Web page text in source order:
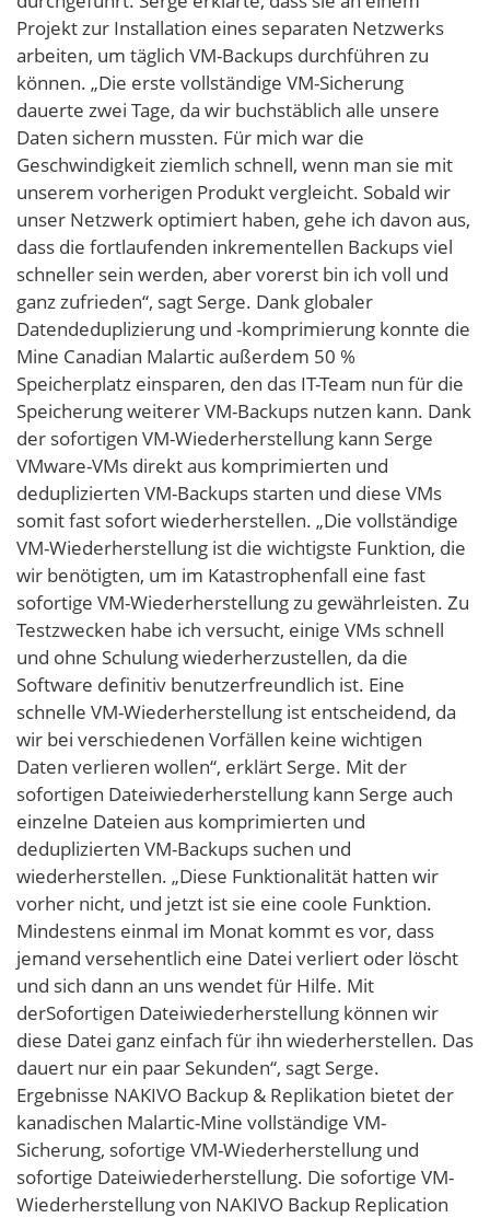
Projekt zur Installation eines separaten Netzwerks
arbeiten, um täglich VM-Backups durchführen zu
können. „Die erste vollständige VM-Sicherung
dauerte zwei Tage, da wir buchstäblich alle unsere
Daten sichern mussten. Für mich war die
Geschwindigkeit ziemlich schnell, wenn man sie mit
unserem vorherigen Produkt vergleicht. Sobald wir
unser Netzwerk optimiert haben, gehe ich davon aus,
dass die fortlaufenden inkrementellen Backups viel
schneller sein werden, aber vorerst bin ich voll und
ganz zufrieden“, sagt Serge. Dank globaler
Datendeduplizierung und -komprimierung konnte die
Mine Canadian Malartic außerdem 50 %
Speicherplatz einsparen, den das IT-Team nun für die
Speicherung weiterer VM-Backups nutzen kann. Dank
der sofortigen VM-Wiederherstellung kann Serge
VMware-VMs direkt aus komprimierten und
deduplizierten VM-Backups starten und diese VMs
somit fast sofort wiederherstellen. „Die vollständige
VM-Wiederherstellung ist die wichtigste Funktion, die
wir benötigten, um im Katastrophenfall eine fast
sofortige VM-Wiederherstellung zu gewährleisten. Zu
Testzwecken habe ich versucht, einige VMs schnell
und ohne Schulung wiederherzustellen, da die
Software definitiv benutzerfreundlich ist. Eine
schnelle VM-Wiederherstellung ist entscheidend, da
wir bei verschiedenen Vorfällen keine wichtigen
Daten verlieren wollen“, erklärt Serge. Mit der
sofortigen Dateiwiederherstellung kann Serge auch
einzelne Dateien aus komprimierten und
deduplizierten VM-Backups suchen und
wiederherstellen. „Diese Funktionalität hatten wir
vorher nicht, und jetzt ist sie eine coole Funktion.
Mindestens einmal im Monat kommt es vor, dass
jemand versehentlich eine Datei verliert oder löscht
und sich dann an uns wendet für Hilfe. Mit
derSofortigen Dateiwiederherstellung können wir
diese Datei ganz einfach für ihn wiederherstellen. Das
dauert nur ein paar Sekunden“, sagt Serge.
Ergebnisse NAKIVO Backup & Replikation bietet der
kanadischen Malartic-Mine vollständige VM-
Sicherung, sofortige VM-Wiederherstellung und
sofortige Dateiwiederherstellung. Die sofortige VM-
Wiederherstellung von NAKIVO Backup Replication